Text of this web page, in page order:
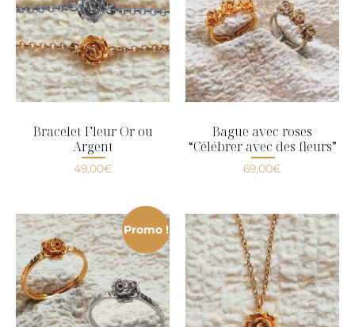
Bracelet Fleur Or ou
Argent
49,00€
Bague avec roses
“Célébrer avec des fleurs”
69,00€
Promo !